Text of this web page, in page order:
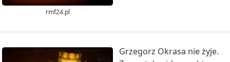
rmf24.pl
Grzegorz Okrasa nie żyje.